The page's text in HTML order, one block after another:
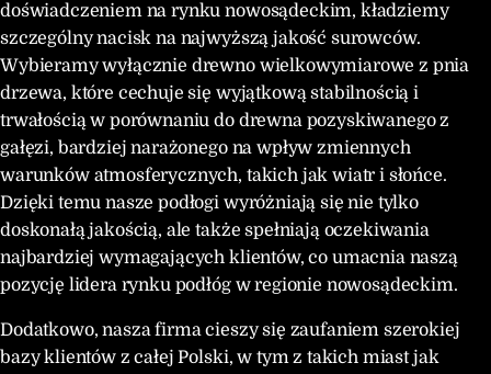
doświadczeniem na rynku nowosądeckim, kładziemy
szczególny nacisk na najwyższą jakość surowców.
Wybieramy wyłącznie drewno wielkowymiarowe z pnia
drzewa, które cechuje się wyjątkową stabilnością i
trwałością w porównaniu do drewna pozyskiwanego z
gałęzi, bardziej narażonego na wpływ zmiennych
warunków atmosferycznych, takich jak wiatr i słońce.
Dzięki temu nasze podłogi wyróżniają się nie tylko
doskonałą jakością, ale także spełniają oczekiwania
najbardziej wymagających klientów, co umacnia naszą
pozycję lidera rynku podłóg w regionie nowosądeckim.
Dodatkowo, nasza firma cieszy się zaufaniem szerokiej
bazy klientów z całej Polski, w tym z takich miast jak